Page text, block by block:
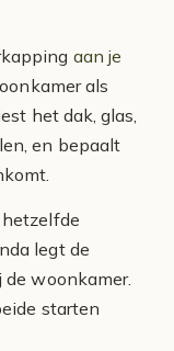
aan je
als
het dak, glas,
en bepaalt
legt de
de woonkamer.
starten